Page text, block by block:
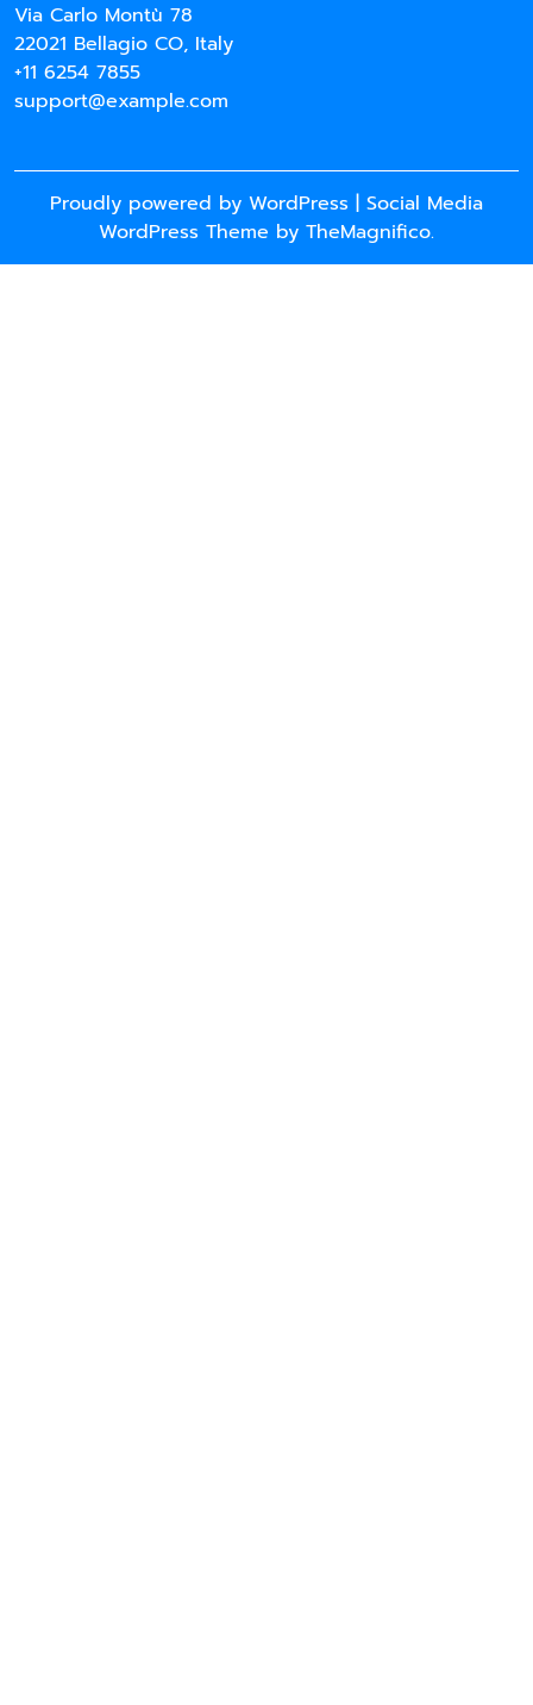
Via Carlo Montù 78
22021 Bellagio CO, Italy
+11 6254 7855
support@example.com
Proudly powered by WordPress | Social Media
WordPress Theme by TheMagnifico.